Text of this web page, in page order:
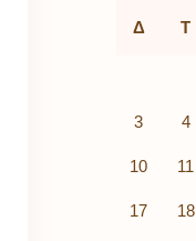
Δ Τ
3 4
10 11
17 18